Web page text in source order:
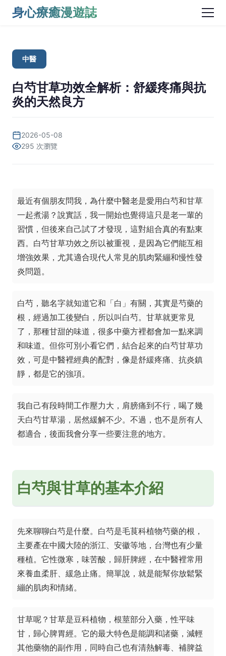
身心療癒漫遊誌
中醫
白芍甘草功效全解析：舒緩疼痛與抗
炎的天然良方
2026-05-08
295 次瀏覽
最近有個朋友問我，為什麼中醫老是愛用白芍和甘草
一起煮湯？說實話，我一開始也覺得這只是老一輩的
習慣，但後來自己試了才發現，這對組合真的有點東
西。白芍甘草功效之所以被重視，是因為它們能互相
增強效果，尤其適合現代人常見的肌肉緊繃和慢性發
炎問題。
白芍，聽名字就知道它和「白」有關，其實是芍藥的
根，經過加工後變白，所以叫白芍。甘草就更常見
了，那種甘甜的味道，很多中藥方裡都會加一點來調
和味道。但你可別小看它們，結合起來的白芍甘草功
效，可是中醫裡經典的配對，像是舒緩疼痛、抗炎鎮
靜，都是它的強項。
我自己有段時間工作壓力大，肩膀痛到不行，喝了幾
天白芍甘草湯，居然緩解不少。不過，也不是所有人
都適合，後面我會分享一些要注意的地方。
白芍與甘草的基本介紹
先來聊聊白芍是什麼。白芍是毛茛科植物芍藥的根，
主要產在中國大陸的浙江、安徽等地，台灣也有少量
種植。它性微寒，味苦酸，歸肝脾經，在中醫裡常用
來養血柔肝、緩急止痛。簡單說，就是能幫你放鬆緊
繃的肌肉和情緒。
甘草呢？甘草是豆科植物，根莖部分入藥，性平味
甘，歸心脾胃經。它的最大特色是能調和諸藥，減輕
其他藥物的副作用，同時自己也有清熱解毒、補脾益